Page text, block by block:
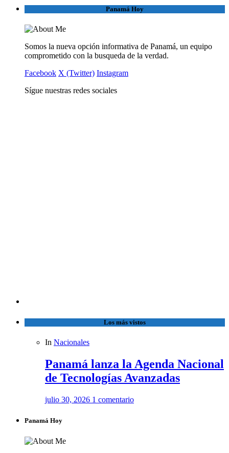
Panamá Hoy
Somos la nueva opción informativa de Panamá, un equipo
comprometido con la busqueda de la verdad.
Facebook X (Twitter) Instagram
Sígue nuestras redes sociales
Los más vistos
In Nacionales
Panamá lanza la Agenda Nacional
de Tecnologías Avanzadas
julio 30, 2026 1 comentario
Panamá Hoy